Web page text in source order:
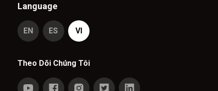
Language
EN ES VI
Theo Dõi Chúng Tôi